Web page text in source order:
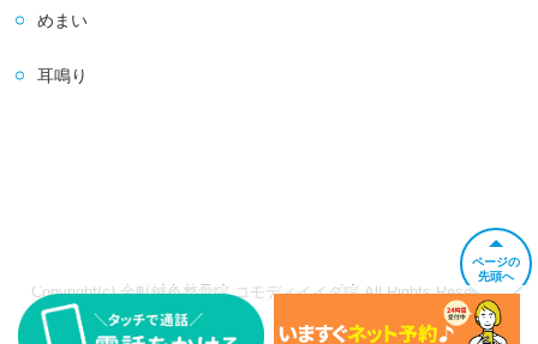
ページの
先頭へ
めまい
耳鳴り
Copyright(c) 金町鍼灸整骨院 コモディイイダ院 All Rights Reserved.